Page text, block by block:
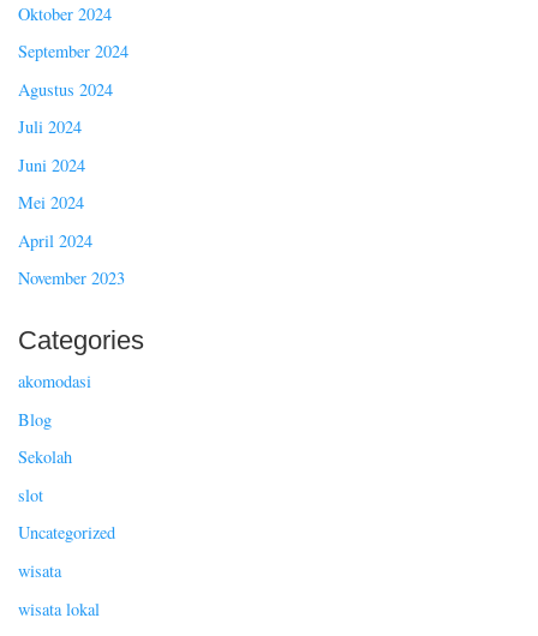
Oktober 2024
September 2024
Agustus 2024
Juli 2024
Juni 2024
Mei 2024
April 2024
November 2023
Categories
akomodasi
Blog
Sekolah
slot
Uncategorized
wisata
wisata lokal